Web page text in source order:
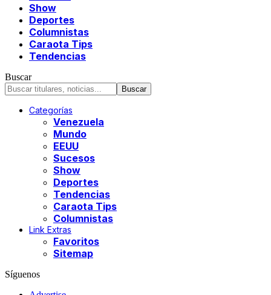
Show
Deportes
Columnistas
Caraota Tips
Tendencias
Buscar
Categorías
Venezuela
Mundo
EEUU
Sucesos
Show
Deportes
Tendencias
Caraota Tips
Columnistas
Link Extras
Favoritos
Sitemap
Síguenos